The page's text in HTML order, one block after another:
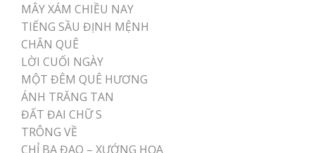
MÂY XÁM CHIỀU NAY
TIẾNG SẦU ĐỊNH MỆNH
CHÂN QUÊ
LỜI CUỐI NGÀY
MỘT ĐÊM QUÊ HƯƠNG
ÁNH TRĂNG TAN
ĐẤT ĐAI CHỮ S
TRÔNG VỀ
CHỈ BA ĐAO – XƯỚNG HỌA